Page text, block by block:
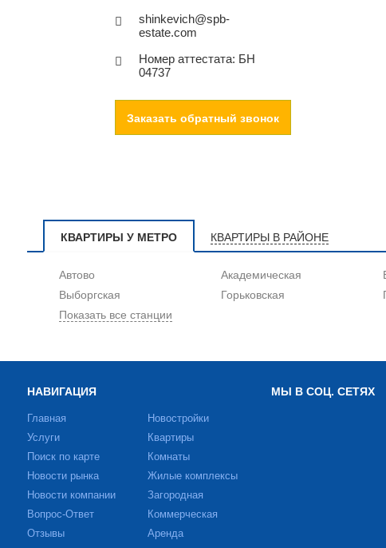
shinkevich@spb-
estate.com
Номер аттестата: БН
04737
Заказать обратный звонок
КВАРТИРЫ У МЕТРО КВАРТИРЫ В РАЙОНЕ
Автово Академическая
Выборгская
Горьковская
Показать все станции
НАВИГАЦИЯ
Главная
Услуги
Поиск по карте
Новости рынка
Новости компании
Вопрос-Ответ
Отзывы
Новостройки
Квартиры
Комнаты
Жилые комплексы
Загородная
Коммерческая
Аренда
МЫ В СОЦ. СЕТЯХ